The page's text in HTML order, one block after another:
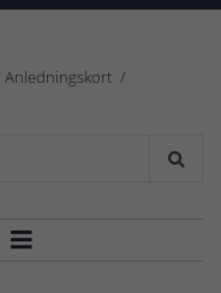
Anledningskort
